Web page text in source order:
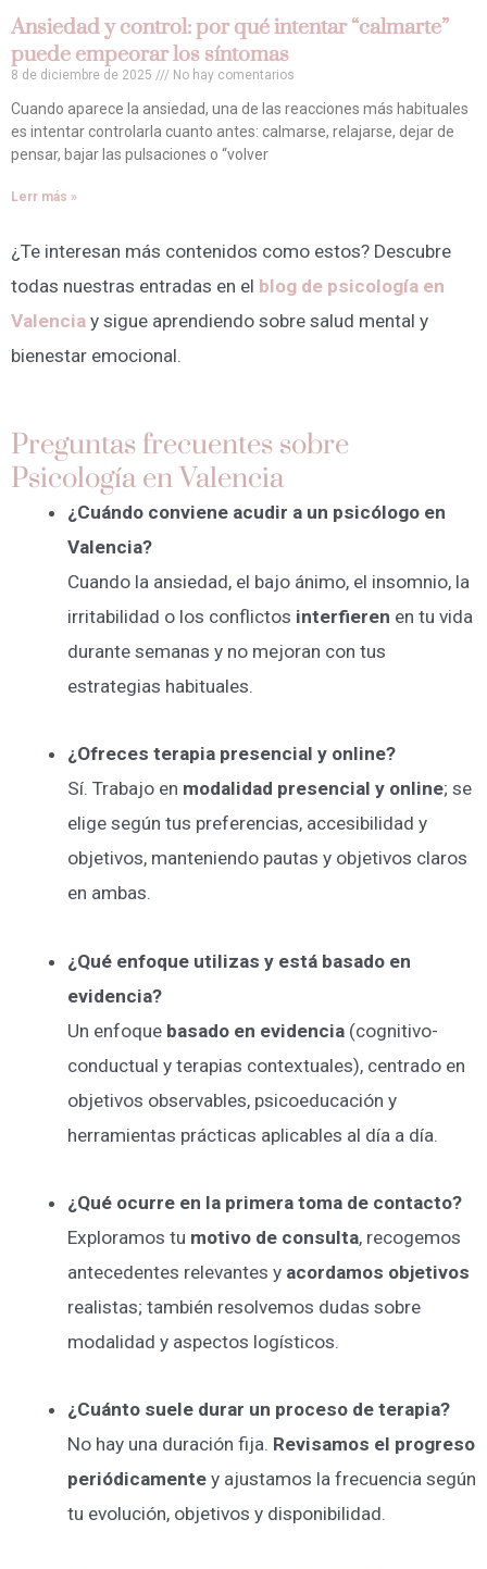
Ansiedad y control: por qué intentar “calmarte”
puede empeorar los síntomas
8 de diciembre de 2025 No hay comentarios
Cuando aparece la ansiedad, una de las reacciones más habituales
es intentar controlarla cuanto antes: calmarse, relajarse, dejar de
pensar, bajar las pulsaciones o “volver
Lerr más »
¿Te interesan más contenidos como estos? Descubre
todas nuestras entradas en el blog de psicología en
Valencia y sigue aprendiendo sobre salud mental y
bienestar emocional.
Preguntas frecuentes sobre
Psicología en Valencia
¿Cuándo conviene acudir a un psicólogo en
Valencia?
Cuando la ansiedad, el bajo ánimo, el insomnio, la
irritabilidad o los conflictos interfieren en tu vida
durante semanas y no mejoran con tus
estrategias habituales.
¿Ofreces terapia presencial y online?
Sí. Trabajo en modalidad presencial y online; se
elige según tus preferencias, accesibilidad y
objetivos, manteniendo pautas y objetivos claros
en ambas.
¿Qué enfoque utilizas y está basado en
evidencia?
Un enfoque basado en evidencia(cognitivo-
conductual y terapias contextuales), centrado en
objetivos observables, psicoeducación y
herramientas prácticas aplicables al día a día.
¿Qué ocurre en la primera toma de contacto?
Exploramos tu motivo de consulta, recogemos
antecedentes relevantes y acordamos objetivos
realistas; también resolvemos dudas sobre
modalidad y aspectos logísticos.
¿Cuánto suele durar un proceso de terapia?
No hay una duración fija. Revisamos el progreso
periódicamentey ajustamos la frecuencia según
tu evolución, objetivos y disponibilidad.